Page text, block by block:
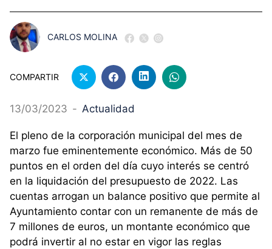
CARLOS MOLINA
COMPARTIR
13/03/2023 - Actualidad
El pleno de la corporación municipal del mes de
marzo fue eminentemente económico. Más de 50
puntos en el orden del día cuyo interés se centró
en la liquidación del presupuesto de 2022. Las
cuentas arrogan un balance positivo que permite al
Ayuntamiento contar con un remanente de más de
7 millones de euros, un montante económico que
podrá invertir al no estar en vigor las reglas